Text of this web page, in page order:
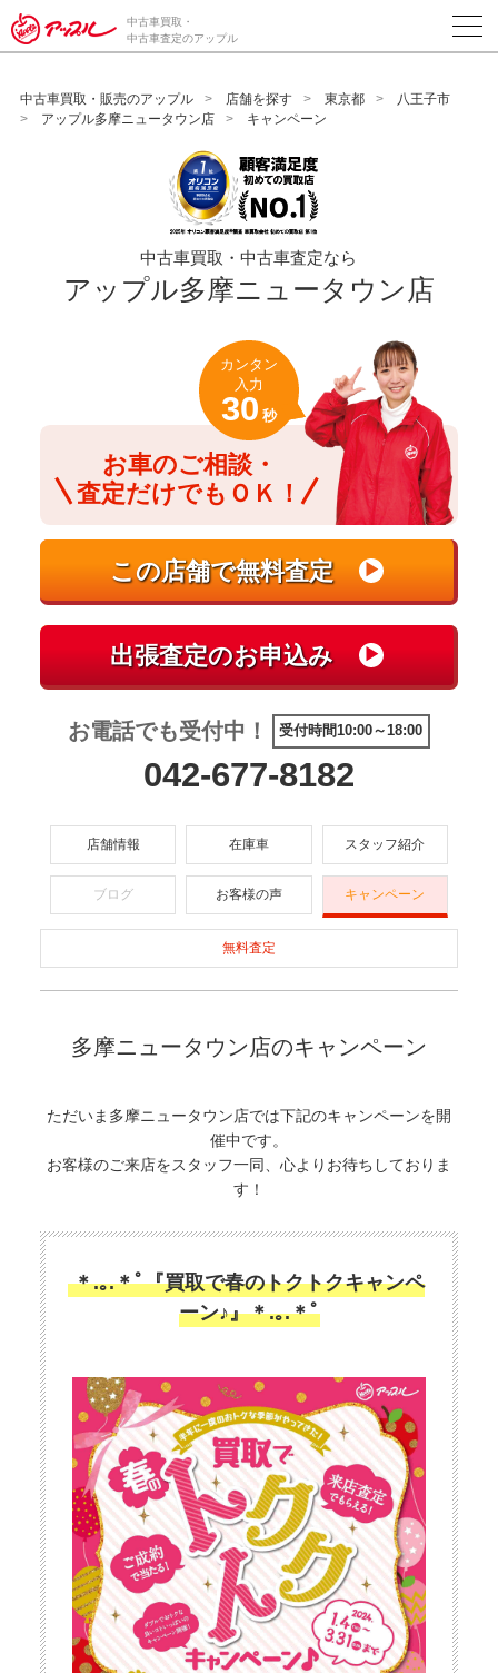
/*ABテスト_新規査定フォームの為のCVボタン*/
中古車買取・
中古車査定のアップル
中古車買取・販売のアップル 店舗を探す 東京都
八王子市
アップル多摩ニュータウン店
キャンペーン
中古車買取・中古車査定なら
アップル多摩ニュータウン店
お車のご相談・
査定だけでもＯＫ！
カンタン
入力
30 秒
お電話でも受付中！ 受付時間10:00～18:00
042-677-8182
店舗情報 在庫車 スタッフ紹介
ブログ お客様の声 キャンペーン
無料査定
多摩ニュータウン店のキャンペーン
ただいま多摩ニュータウン店では下記のキャンペーンを開
催中です。
お客様のご来店をスタッフ一同、心よりお待ちしておりま
す！
＊.｡.＊ﾟ『買取で春のトクトクキャンペ
ーン♪』＊.｡.＊ﾟ